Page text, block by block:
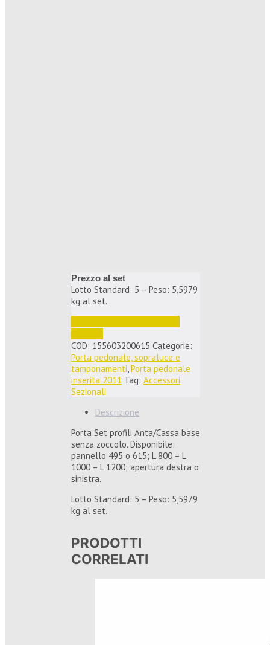
Prezzo al set
Lotto Standard: 5 – Peso: 5,5979
kg al set.
COD: 155603200615 Categorie:
Porta pedonale, sopraluce e
tamponamenti,Porta pedonale
inserita 2011 Tag: Accessori
Sezionali
Descrizione
Porta Set profili Anta/Cassa base
senza zoccolo. Disponibile:
pannello 495 o 615; L 800 – L
1000 – L 1200; apertura destra o
sinistra.
Lotto Standard: 5 – Peso: 5,5979
kg al set.
PRODOTTI
CORRELATI